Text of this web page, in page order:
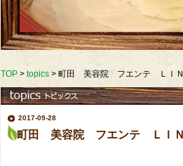
TOP > topics > 町田 美容院 フエンテ ＬＩＮ
2017-09-28
町田 美容院 フエンテ ＬＩＮ